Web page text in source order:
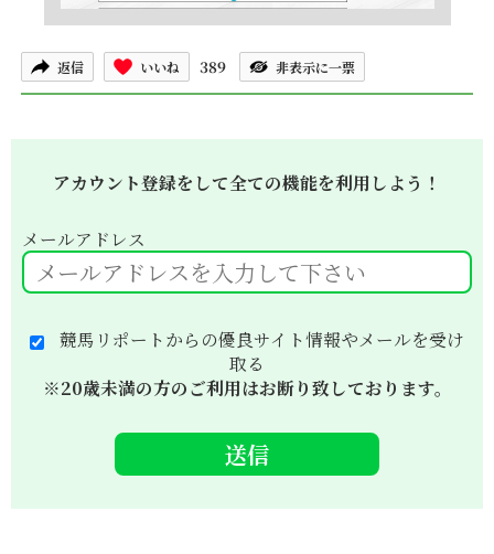
返信 いいね 389 非表示に一票
アカウント登録をして全ての機能を利用しよう！
メールアドレス
競馬リポートからの優良サイト情報やメールを受け
取る
※20歳未満の方のご利用はお断り致しております。